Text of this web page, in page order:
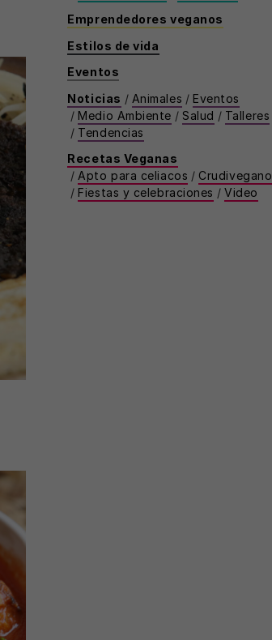
Emprendedores veganos
Estilos de vida
Eventos
Noticias / Animales / Eventos
/ Medio Ambiente / Salud / Talleres
/ Tendencias
Recetas Veganas
/ Apto para celiacos / Crudivegano
/ Fiestas y celebraciones / Video